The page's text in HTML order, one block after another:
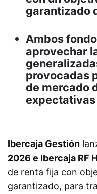
garantizado
Ambos
aprovechar
provocadas
de mercado
Ibercaja Gestión
2026 e Ibercaja RF
de renta fija con
garantizado, para